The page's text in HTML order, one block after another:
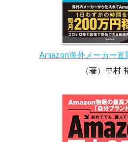
Amazon海外メーカー直
（著）中村